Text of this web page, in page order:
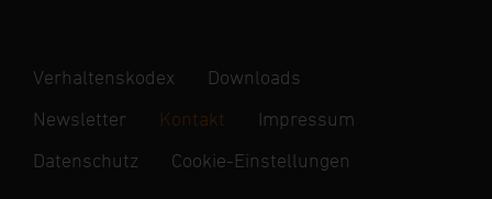
Verhaltenskodex
Downloads
Newsletter
Kontakt
Impressum
Datenschutz
Cookie-Einstellungen